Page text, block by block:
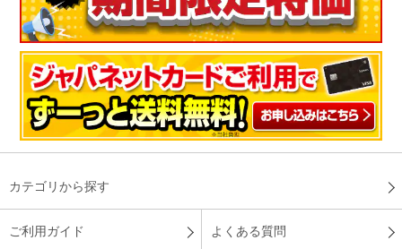
カテゴリから探す
ご利用ガイド よくある質問